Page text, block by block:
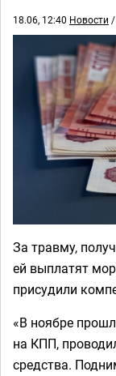
18.06, 12:40 Новости /
За травму,
ей выплатят
присудили
«В ноябре
на КПП,
средства.